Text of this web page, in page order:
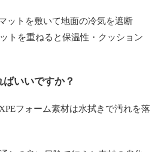
ットを敷いて地面の冷気を遮断
トを重ねると保温性・クッション
いいですか？
フォーム素材は水拭きで汚れを落